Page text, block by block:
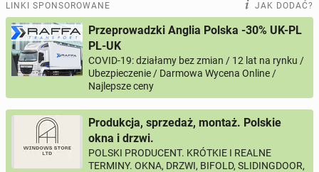
LINKI SPONSOROWANE JAK DODAĆ?
Przeprowadzki Anglia Polska -30% UK-PL
PL-UK
COVID-19: działamy bez zmian / 12 lat na rynku /
Ubezpieczenie / Darmowa Wycena Online /
Najlepsze ceny
Produkcja, sprzedaż, montaż. Polskie
okna i drzwi.
POLSKI PRODUCENT. KRÓTKIE I REALNE
TERMINY. OKNA, DRZWI, BIFOLD, SLIDINGDOOR,